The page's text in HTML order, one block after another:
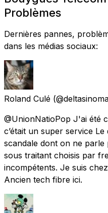
Problèmes
Dernières pannes,
dans les médias sociaux:
Roland Culé
@UnionNatioPop J'ai été
c’était un super service
scandale dont on ne parle
sous traitant choisis par
incompétents. Je suis
Ancien tech fibre ici.